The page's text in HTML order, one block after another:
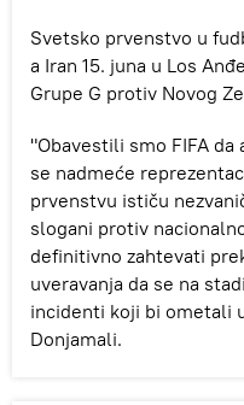
Svetsko prvenstvo u
a Iran 15. juna u Los
Grupe G protiv Novog
"Obavestili smo FIFA da
se nadmeće
prvenstvu ističu
slogani protiv
definitivno zahtevati
uveravanja da se na
incidenti koji bi ometali
Donjamali.